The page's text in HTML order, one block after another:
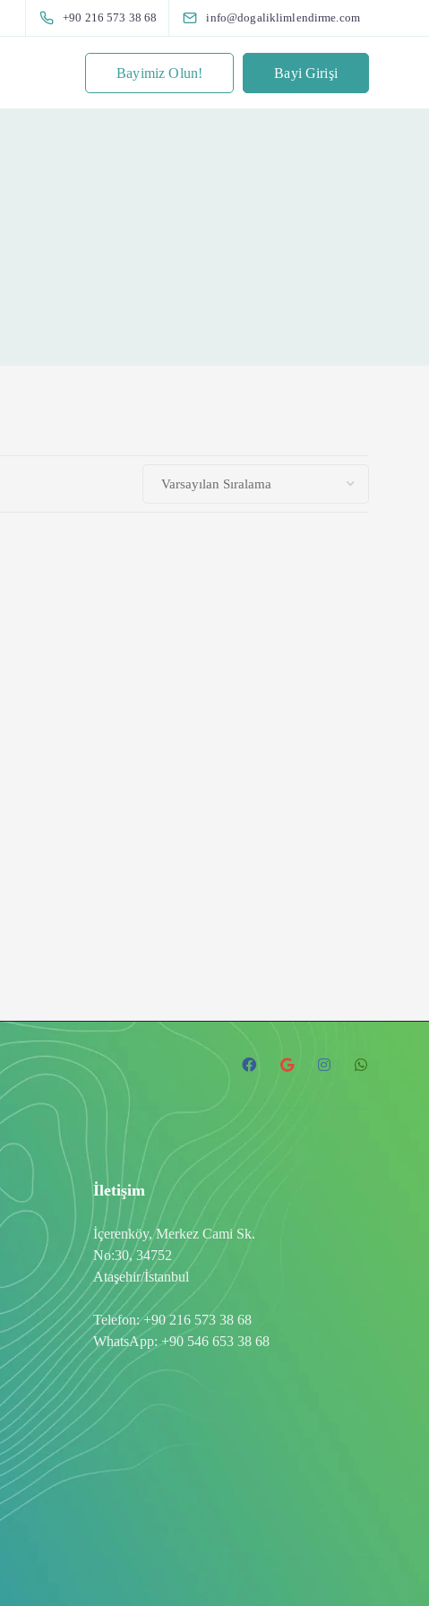
+90 216 573 38 68 info@dogaliklimlendirme.com
Bayimiz Olun! Bayi Girişi
İletişim
İçerenköy, Merkez Cami Sk.
No:30, 34752
Ataşehir/İstanbul
Telefon:+90 216 573 38 68
WhatsApp:+90 546 653 38 68